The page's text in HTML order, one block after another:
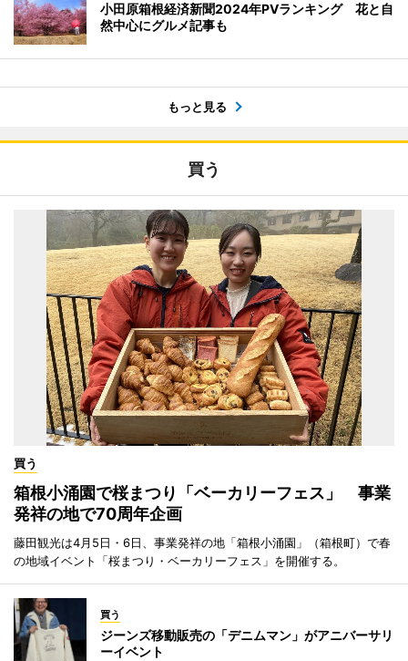
小田原箱根経済新聞2024年PVランキング 花と自
然中心にグルメ記事も
もっと見る
買う
買う
箱根小涌園で桜まつり「ベーカリーフェス」 事業
発祥の地で70周年企画
藤田観光は4月5日・6日、事業発祥の地「箱根小涌園」（箱根町）で春
の地域イベント「桜まつり・ベーカリーフェス」を開催する。
買う
ジーンズ移動販売の「デニムマン」がアニバーサリ
ーイベント